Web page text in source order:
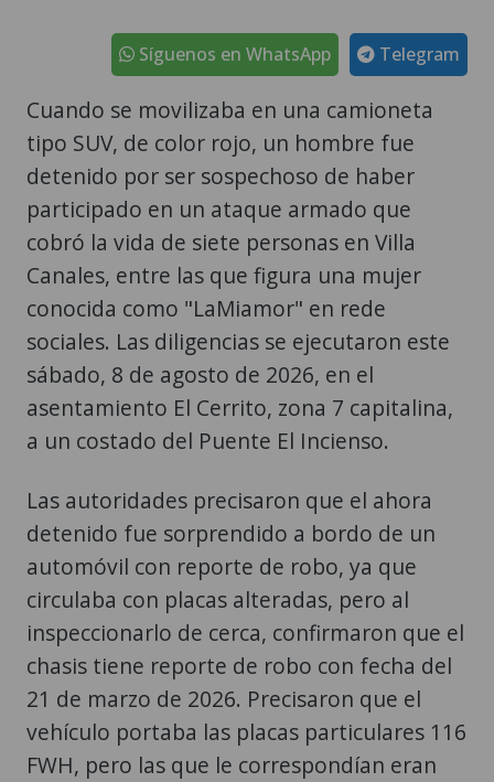
Telegram
Síguenos en WhatsApp
Cuando se movilizaba en una camioneta
tipo SUV, de color rojo, un hombre fue
detenido por ser sospechoso de haber
participado en un ataque armado que
cobró la vida de siete personas en Villa
Canales, entre las que figura una mujer
conocida como "LaMiamor" en rede
sociales. Las diligencias se ejecutaron este
sábado, 8 de agosto de 2026, en el
asentamiento El Cerrito, zona 7 capitalina,
a un costado del Puente El Incienso.
Las autoridades precisaron que el ahora
detenido fue sorprendido a bordo de un
automóvil con reporte de robo, ya que
circulaba con placas alteradas, pero al
inspeccionarlo de cerca, confirmaron que el
chasis tiene reporte de robo con fecha del
21 de marzo de 2026. Precisaron que el
vehículo portaba las placas particulares 116
FWH, pero las que le correspondían eran